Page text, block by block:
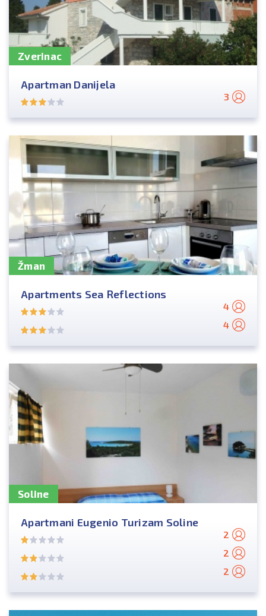
Zverinac
Apartman Danijela
3
Žman
Apartments Sea Reflections
4
4
Soline
Apartmani Eugenio Turizam Soline
2
2
2